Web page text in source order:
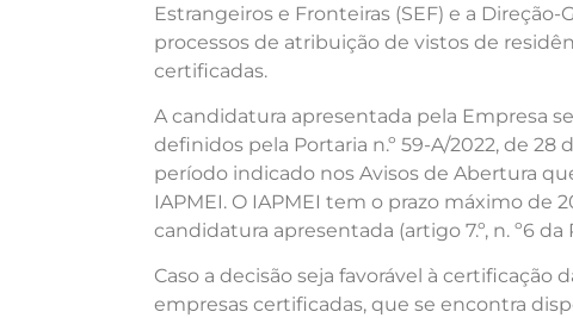
Estrangeiros e Fronteiras (SEF) e a
processos de atribuição de vistos de
certificadas.
A candidatura apresentada pela Empresa
definidos pela Portaria n.º 59-A/2022, de
período indicado nos Avisos de Abertura
IAPMEI. O IAPMEI tem o prazo máximo de
candidatura apresentada (artigo 7.º, n. º6 da
Caso a decisão seja favorável à certificação
empresas certificadas, que se encontra